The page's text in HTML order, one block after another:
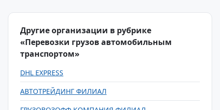
Другие организации в рубрике
«Перевозки грузов автомобильным
транспортом»
DHL EXPRESS
АВТОТРЕЙДИНГ ФИЛИАЛ